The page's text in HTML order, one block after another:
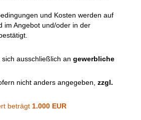
und Kosten werden auf
im Angebot und/oder in der
ausschließlich an gewerbliche
nicht anders angegeben, zzgl.
beträgt 1.000 EUR